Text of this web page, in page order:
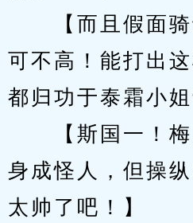
【而且假面骑
可不高！能打出
都归功于泰霜小姐
【斯国一！梅
身成怪人，但操
太帅了吧！】